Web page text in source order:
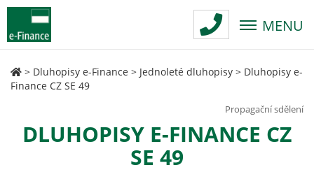
MENU
> Dluhopisy e-Finance > Jednoleté dluhopisy > Dluhopisy e-
Finance CZ SE 49
Propagační sdělení
DLUHOPISY E-FINANCE CZ
SE 49